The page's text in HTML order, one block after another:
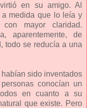
en su amigo. Al
medida que lo leía y
mayor claridad.
aparentemente, de
todo se reducía a una
sido inventados
conocían un
en cuanto a su
que existe. Pero